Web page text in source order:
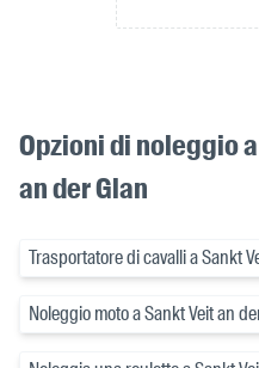
Opzioni di noleggio
an der Glan
Trasportatore di cavalli a Sankt
Noleggio moto a Sankt Veit an